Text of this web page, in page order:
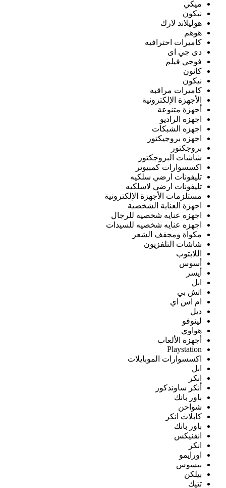
ميكي
نيكون
هوليلاند لارك
هوهم
كاميرات احترافيه
دى جي اى
فوجي فيلم
كانون
نيكون
كاميرات مراقبه
الأجهزة الإلكترونية
أجهزة متنوعة
اجهزه الراديو
اجهزه الشبكات
اجهزه بروجيكتور
بروجكتور
شاشات البروجكتور
اكسسوارات كمبيوتر
تليفونات ارضي سلكيه
تليفونات ارضي لاسلكيه
مستلزمات الأجهزة الإلكترونية
اجهزة العناية الشخصية
اجهزه عنايه شخصيه للرجال
اجهزه عنايه شخصيه للسيدات
مكواة ومجفف الشعر
شاشات التلفزيون
اللابتوب
أسوس
أيسر
ابل
اتش بي
ام اس اي
ديل
لينوفو
هواوي
أجهزة الألعاب
Playstation
اكسسوارات الموبايلات
ابل
انكر
أنكر ساوندكور
باور بانك
شواحن
كابلات انكر
باور بانك
انفنيكس
انكر
اورايمو
بيسوس
بيلكن
تتيك